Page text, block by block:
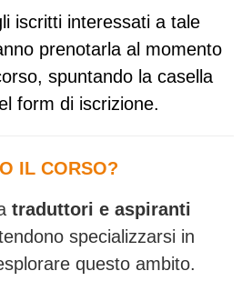
iscritti interessati a tale
prenotarla al momento
spuntando la casella
form di iscrizione.
IL CORSO?
traduttori e aspiranti
specializzarsi in
questo ambito.